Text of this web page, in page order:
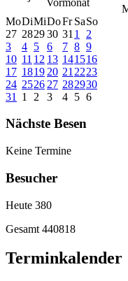
MoDiMiDoFr SaSo
27 282930 31 1
2
3
4 5 6 7 8 9
10 11 12 13 141516
17 1819 20 21 2223
24 2526 27 282930
31
1 2 3 4 5 6
Nächste Besen
Keine Termine
Besucher
Heute 380
Gesamt 440818
Terminkalender